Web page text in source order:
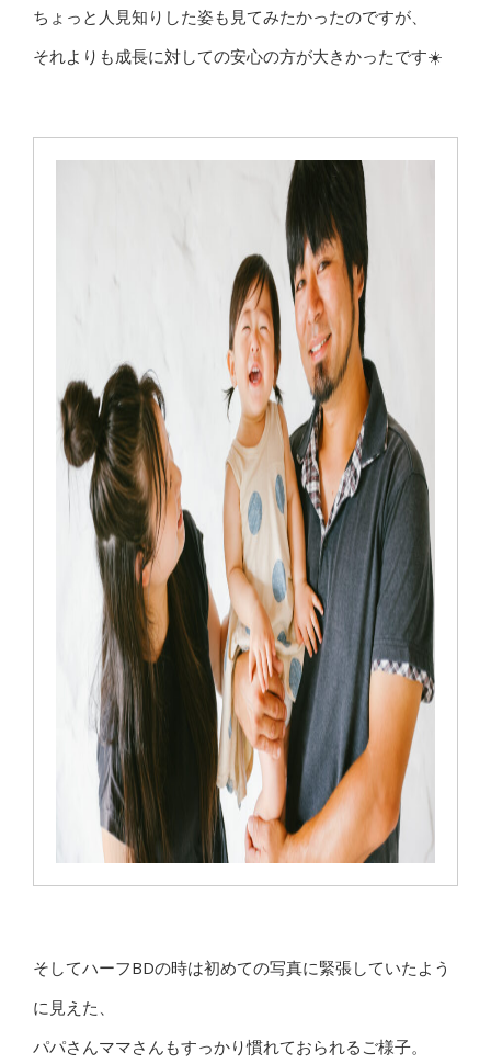
ちょっと人見知りした姿も見てみたかったのですが、
それよりも成長に対しての安心の方が大きかったです☀️
そしてハーフBDの時は初めての写真に緊張していたよう
に見えた、
パパさんママさんもすっかり慣れておられるご様子。